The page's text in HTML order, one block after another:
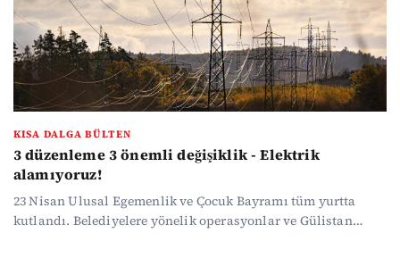
KISA DALGA BÜLTEN
3 düzenleme 3 önemli değişiklik - Elektrik
alamıyoruz!
23 Nisan Ulusal Egemenlik ve Çocuk Bayramı tüm yurtta
kutlandı. Belediyelere yönelik operasyonlar ve Gülistan